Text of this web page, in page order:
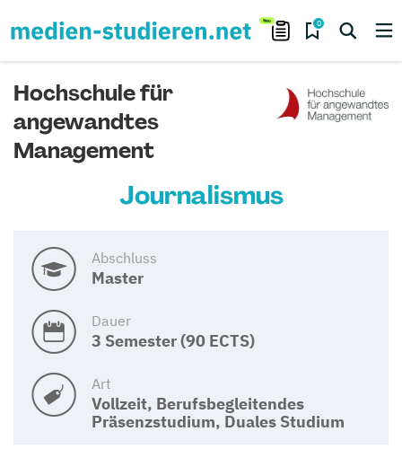
0
Hochschule für
angewandtes
Management
Journalismus
Abschluss
Master
Dauer
3 Semester (90 ECTS)
Art
Vollzeit, Berufsbegleitendes
Präsenzstudium, Duales Studium